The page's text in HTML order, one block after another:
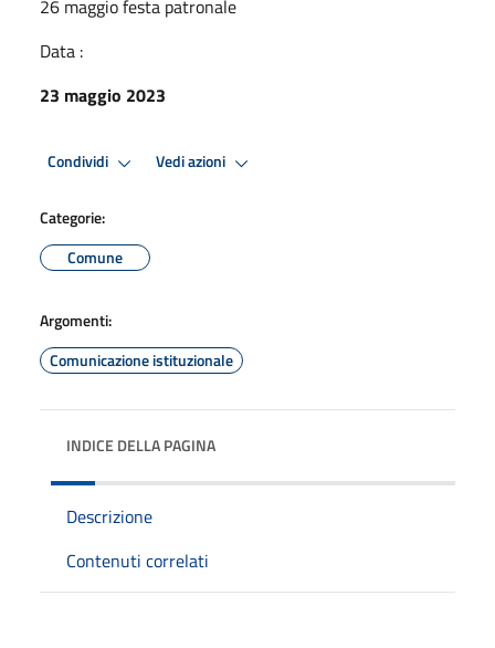
26 maggio festa patronale
Data :
23 maggio 2023
Condividi Vedi azioni
Categorie:
Comune
Argomenti:
Comunicazione istituzionale
INDICE DELLA PAGINA
Descrizione
Contenuti correlati